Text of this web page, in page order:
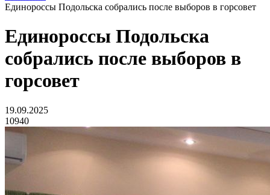
Единороссы Подольска собрались после выборов в горсовет
Единороссы Подольска
собрались после выборов в
горсовет
19.09.2025
10940